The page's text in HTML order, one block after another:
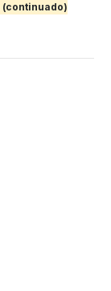
(continuado)